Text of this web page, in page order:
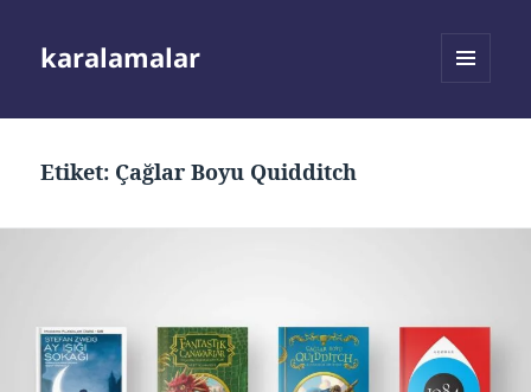
karalamalar
Etiket: Çağlar Boyu Quidditch